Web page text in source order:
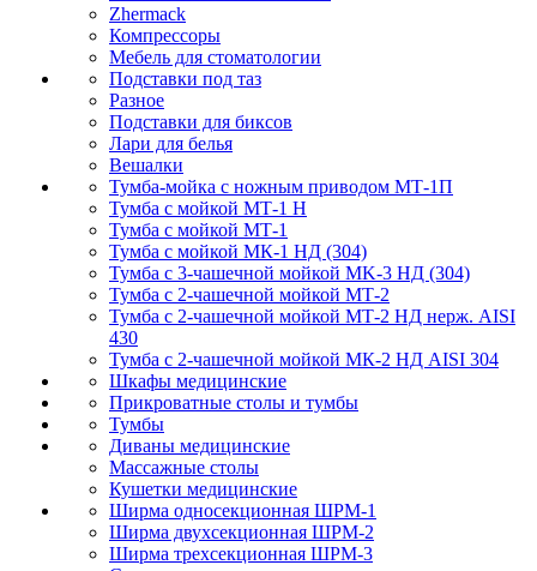
Zhermack
Компрессоры
Мебель для стоматологии
Подставки под таз
Разное
Подставки для биксов
Лари для белья
Вешалки
Тумба-мойка с ножным приводом МТ-1П
Тумба с мойкой МТ-1 Н
Тумба с мойкой МТ-1
Тумба с мойкой МК-1 НД (304)
Тумба с 3-чашечной мойкой МK-3 НД (304)
Тумба с 2-чашечной мойкой МТ-2
Тумба с 2-чашечной мойкой МТ-2 НД нерж. AISI
430
Тумба с 2-чашечной мойкой МК-2 НД AISI 304
Шкафы медицинские
Прикроватные столы и тумбы
Тумбы
Диваны медицинские
Массажные столы
Кушетки медицинские
Ширма односекционная ШРМ-1
Ширма двухсекционная ШРМ-2
Ширма трехсекционная ШРМ-3